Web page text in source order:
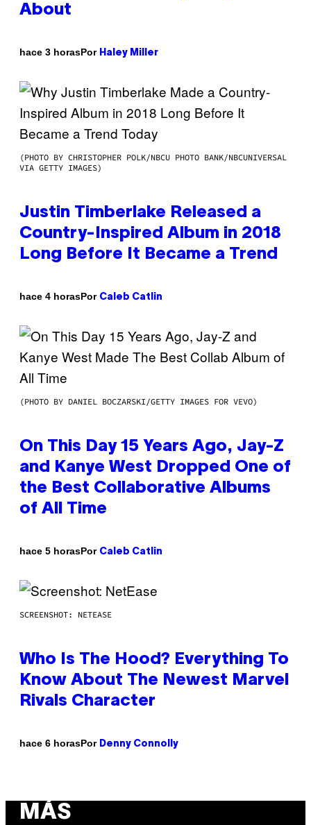
About
hace 3 horasPor Haley Miller
(PHOTO BY CHRISTOPHER POLK/NBCU PHOTO BANK/NBCUNIVERSAL
VIA GETTY IMAGES)
Justin Timberlake Released a
Country-Inspired Album in 2018
Long Before It Became a Trend
hace 4 horasPor Caleb Catlin
(PHOTO BY DANIEL BOCZARSKI/GETTY IMAGES FOR VEVO)
On This Day 15 Years Ago, Jay-Z
and Kanye West Dropped One of
the Best Collaborative Albums
of All Time
hace 5 horasPor Caleb Catlin
SCREENSHOT: NETEASE
Who Is The Hood? Everything To
Know About The Newest Marvel
Rivals Character
hace 6 horasPor Denny Connolly
MÁS